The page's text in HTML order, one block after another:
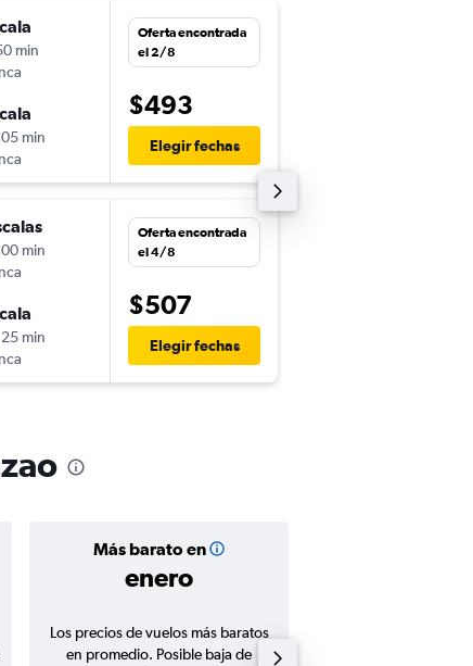
min
min
Oferta encontrada
el 2/8
$493
Elegir fechas
min
min
Oferta encontrada
el 4/8
$507
Elegir fechas
Más barato en
enero
Los precios de vuelos más baratos
en promedio. Posible baja de